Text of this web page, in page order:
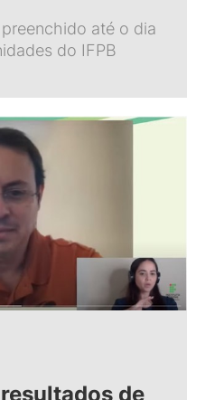
até o dia
do IFPB
de